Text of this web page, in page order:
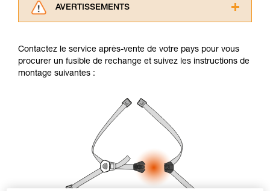
AVERTISSEMENTS
consulter. Vous devez avoir compris les
informations de la notice technique pour
pouvoir comprendre ce complément
Maîtriser ces techniques nécessite une
formation et un entraînement spécifique. Validez
avec un professionnel votre capacité à refaire
la manipulation, seul, en toute sécurité, avant
de la reproduire en autonomie.
Nous donnons des exemples de techniques
liées à votre activité. Il peut en exister d’autres
que nous ne décrivons pas ici.
Contactez le service après-vente de votre pays pour vous
procurer un fusible de rechange et suivez les instructions de
montage suivantes :